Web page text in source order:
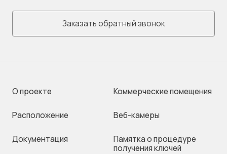
Заказать обратный звонок
О проекте
Раcположение
Документация
Коммерческие помещения
Веб-камеры
Памятка о процедуре
получения ключей